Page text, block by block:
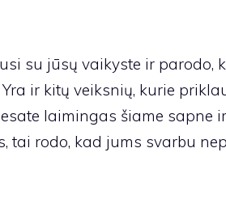
su jūsų vaikyste ir parodo,
ir kitų veiksnių, kurie
laimingas šiame sapne
tai rodo, kad jums svarbu